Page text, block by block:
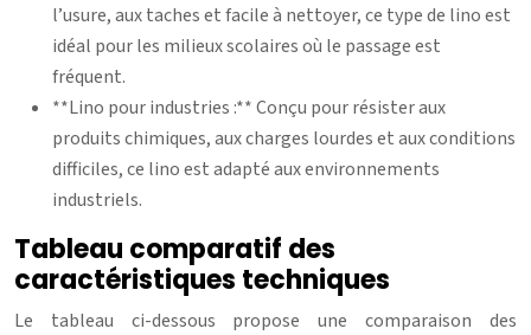
l’usure, aux taches et facile à nettoyer, ce type de lino est
idéal pour les milieux scolaires où le passage est
fréquent.
**Lino pour industries :** Conçu pour résister aux
produits chimiques, aux charges lourdes et aux conditions
difficiles, ce lino est adapté aux environnements
industriels.
Tableau comparatif des
caractéristiques techniques
Le tableau ci-dessous propose une comparaison des